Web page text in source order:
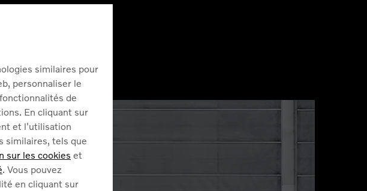
similaires pour
personnaliser le
de
En cliquant sur
et l'utilisation
similaires, tels que
sur les cookies et
. Vous pouvez
en cliquant sur